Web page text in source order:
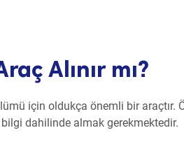
Alınır mı?
için oldukça önemli bir araçtır.
dahilinde almak gerekmektedir.